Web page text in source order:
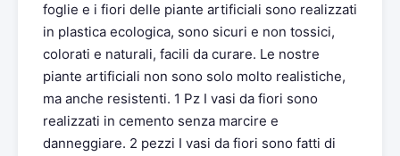
foglie e i fiori delle piante artificiali sono realizzati
in plastica ecologica, sono sicuri e non tossici,
colorati e naturali, facili da curare. Le nostre
piante artificiali non sono solo molto realistiche,
ma anche resistenti. 1 Pz I vasi da fiori sono
realizzati in cemento senza marcire e
danneggiare. 2 pezzi I vasi da fiori sono fatti di